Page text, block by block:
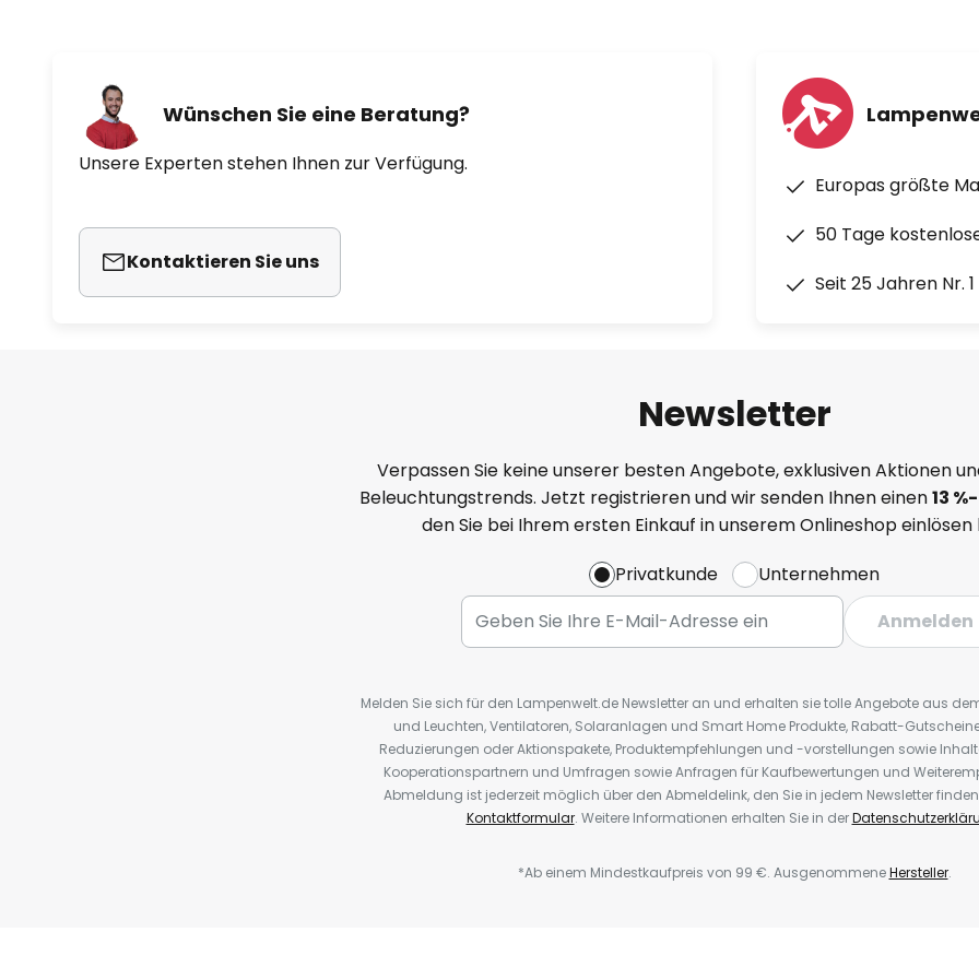
Wünschen Sie eine Beratung?
Unsere Experten stehen Ihnen zur Verfügung.
Kontaktieren Sie uns
Europas größte
50 Tage
Seit 25 Jahren Nr.
Newsletter
Verpassen Sie keine unserer besten Angebote, exklusiven Aktionen
Beleuchtungstrends. Jetzt registrieren und wir senden Ihnen einen13 %
den Sie bei Ihrem ersten Einkauf in unserem Onlineshop
Privatkunde
Unternehmen
Anmelden
Melden Sie sich für den Lampenwelt.de Newsletter an und erhalten sie tolle Angebote aus
und Leuchten, Ventilatoren, Solaranlagen und Smart Home Produkte, Rabatt-
Reduzierungen oder Aktionspakete, Produktempfehlungen und -vorstellungen sowie
Kooperationspartnern und Umfragen sowie Anfragen für Kaufbewertungen und
Abmeldung ist jederzeit möglich über den Abmeldelink, den Sie in jedem Newsletter
Kontaktformular. Weitere Informationen erhalten Sie in der
*Ab einem Mindestkaufpreis von 99 €. AusgenommeneHersteller.